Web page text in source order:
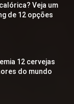
Veja um
de 12 opções
12 cervejas
do mundo